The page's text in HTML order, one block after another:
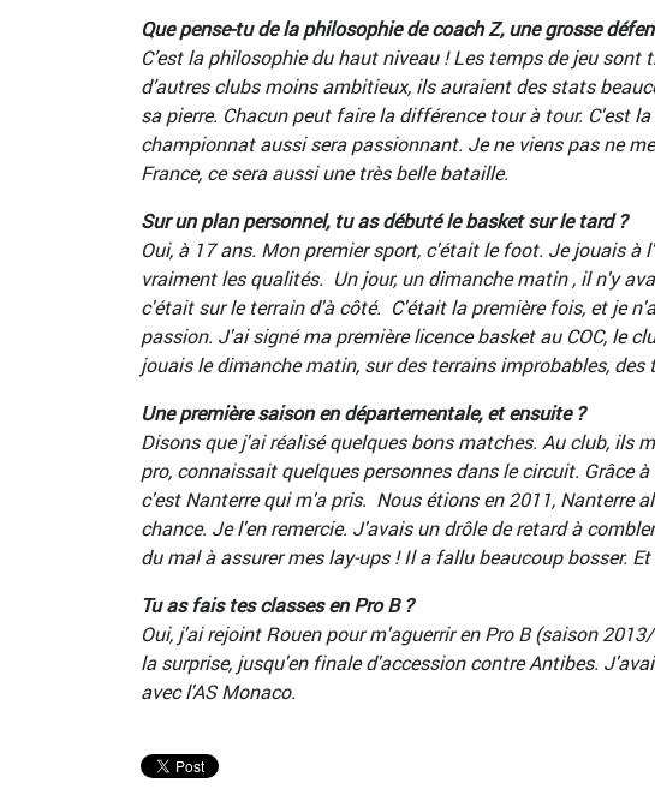
Que pense-tu de la philosophie de coach Z, une grosse
C’est la philosophie du haut niveau ! Les temps de jeu
d’autres clubs moins ambitieux, ils auraient des stats
sa pierre. Chacun peut faire la différence tour à tour. C'est
championnat aussi sera passionnant. Je ne viens pas ne
France, ce sera aussi une très belle bataille.
Sur un plan personnel, tu as débuté le basket sur le tard ?
Oui, à 17 ans. Mon premier sport, c'était le foot. Je jouais
vraiment les qualités. Un jour, un dimanche matin , il n'y
c'était sur le terrain d'à côté. C'était la première fois, et je
passion. J'ai signé ma première licence basket au COC, le
jouais le dimanche matin, sur des terrains improbables,
Une première saison en départementale, et ensuite ?
Disons que j'ai réalisé quelques bons matches. Au club, ils
pro, connaissait quelques personnes dans le circuit. Grâce
c'est Nanterre qui m'a pris. Nous étions en 2011, Nanterre
chance. Je l'en remercie. J'avais un drôle de retard à
du mal à assurer mes lay-ups ! Il a fallu beaucoup bosser.
Tu as fais tes classes en Pro B ?
Oui, j'ai rejoint Rouen pour m'aguerrir en Pro B (saison
la surprise, jusqu'en finale d'accession contre Antibes.
avec l'AS Monaco.